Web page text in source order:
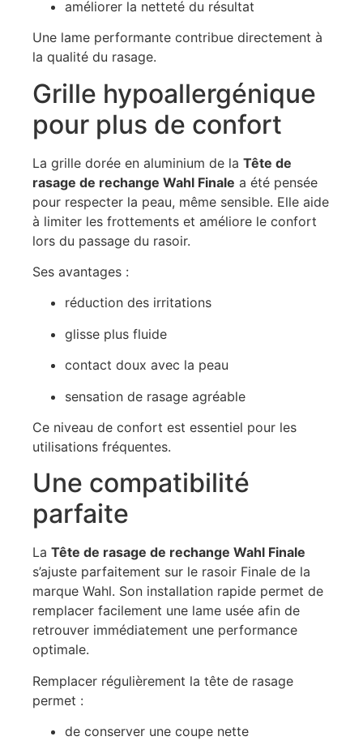
améliorer la netteté du résultat
Une lame performante contribue directement à
la qualité du rasage.
Grille hypoallergénique
pour plus de confort
La grille dorée en aluminium de la Tête de
rasage de rechange Wahl Finale a été pensée
pour respecter la peau, même sensible. Elle aide
à limiter les frottements et améliore le confort
lors du passage du rasoir.
Ses avantages :
réduction des irritations
glisse plus fluide
contact doux avec la peau
sensation de rasage agréable
Ce niveau de confort est essentiel pour les
utilisations fréquentes.
Une compatibilité
parfaite
La Tête de rasage de rechange Wahl Finale
s’ajuste parfaitement sur le rasoir Finale de la
marque Wahl. Son installation rapide permet de
remplacer facilement une lame usée afin de
retrouver immédiatement une performance
optimale.
Remplacer régulièrement la tête de rasage
permet :
de conserver une coupe nette